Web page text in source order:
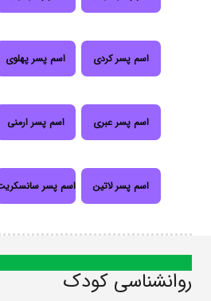
اسم پسر کردی اسم پسر پهلوی
اسم پسر عبری اسم پسر ارمنی
اسم پسر لاتین اسم پسر
روانشناسی کودک